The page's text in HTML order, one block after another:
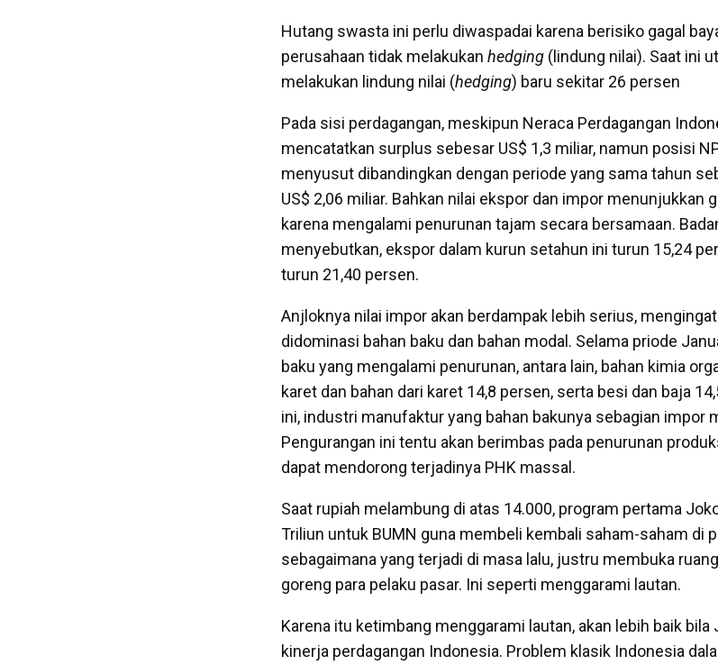
Hutang swasta ini perlu diwaspadai karena berisiko gagal
perusahaan tidak melakukan hedging (lindung nilai). Saat ini
melakukan lindung nilai (hedging) baru sekitar 26 persen
Pada sisi perdagangan, meskipun Neraca Perdagangan
mencatatkan surplus sebesar US$ 1,3 miliar, namun posisi
menyusut dibandingkan dengan periode yang sama tahun
US$ 2,06 miliar. Bahkan nilai ekspor dan impor menunjukkan
karena mengalami penurunan tajam secara bersamaan.
menyebutkan, ekspor dalam kurun setahun ini turun 15,24
turun 21,40 persen.
Anjloknya nilai impor akan berdampak lebih serius,
didominasi bahan baku dan bahan modal. Selama priode
baku yang mengalami penurunan, antara lain, bahan kimia
karet dan bahan dari karet 14,8 persen, serta besi dan baja
ini, industri manufaktur yang bahan bakunya sebagian impor
Pengurangan ini tentu akan berimbas pada penurunan
dapat mendorong terjadinya PHK massal.
Saat rupiah melambung di atas 14.000, program pertama
Triliun untuk BUMN guna membeli kembali saham-saham di
sebagaimana yang terjadi di masa lalu, justru membuka
goreng para pelaku pasar. Ini seperti menggarami lautan.
Karena itu ketimbang menggarami lautan, akan lebih baik
kinerja perdagangan Indonesia. Problem klasik Indonesia